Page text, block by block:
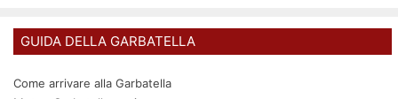
GUIDA DELLA GARBATELLA
Come arrivare alla Garbatella